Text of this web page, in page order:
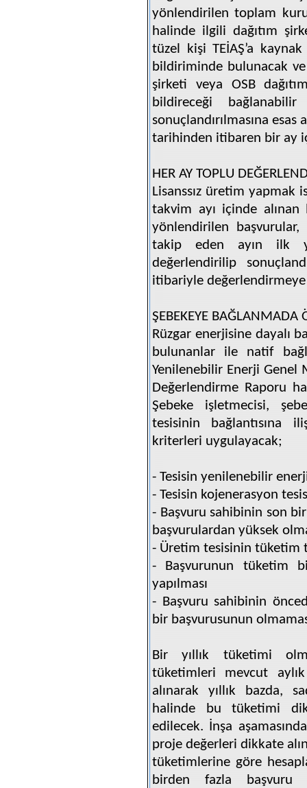
yönlendirilen toplam
halinde ilgili dağıtım
tüzel kişi TEİAŞ’a
bildiriminde bulunacak ve
şirketi veya OSB
bildireceği
sonuçlandırılmasına
tarihinden itibaren bir ay
HER AY TOPLU
Lisanssız üretim yapmak
takvim ayı içinde
yönlendirilen
takip eden ayın ilk
değerlendirilip
itibariyle değerlendirmeye
ŞEBEKEYE BAĞLANMADA
Rüzgar enerjisine dayalı
bulunanlar ile natif
Yenilenebilir Enerji Genel
Değerlendirme Raporu
Şebeke işletmecisi,
tesisinin bağlantısına
kriterleri uygulayacak;
- Tesisin yenilenebilir
- Tesisin kojenerasyon
- Başvuru sahibinin son
başvurulardan yüksek
- Üretim tesisinin tüketim
- Başvurunun tüketim
yapılması
- Başvuru sahibinin
bir başvurusunun
Bir yıllık tüketimi
tüketimleri mevcut
alınarak yıllık bazda,
halinde bu tüketimi
edilecek. İnşa
proje değerleri dikkate
tüketimlerine göre
birden fazla başvuru